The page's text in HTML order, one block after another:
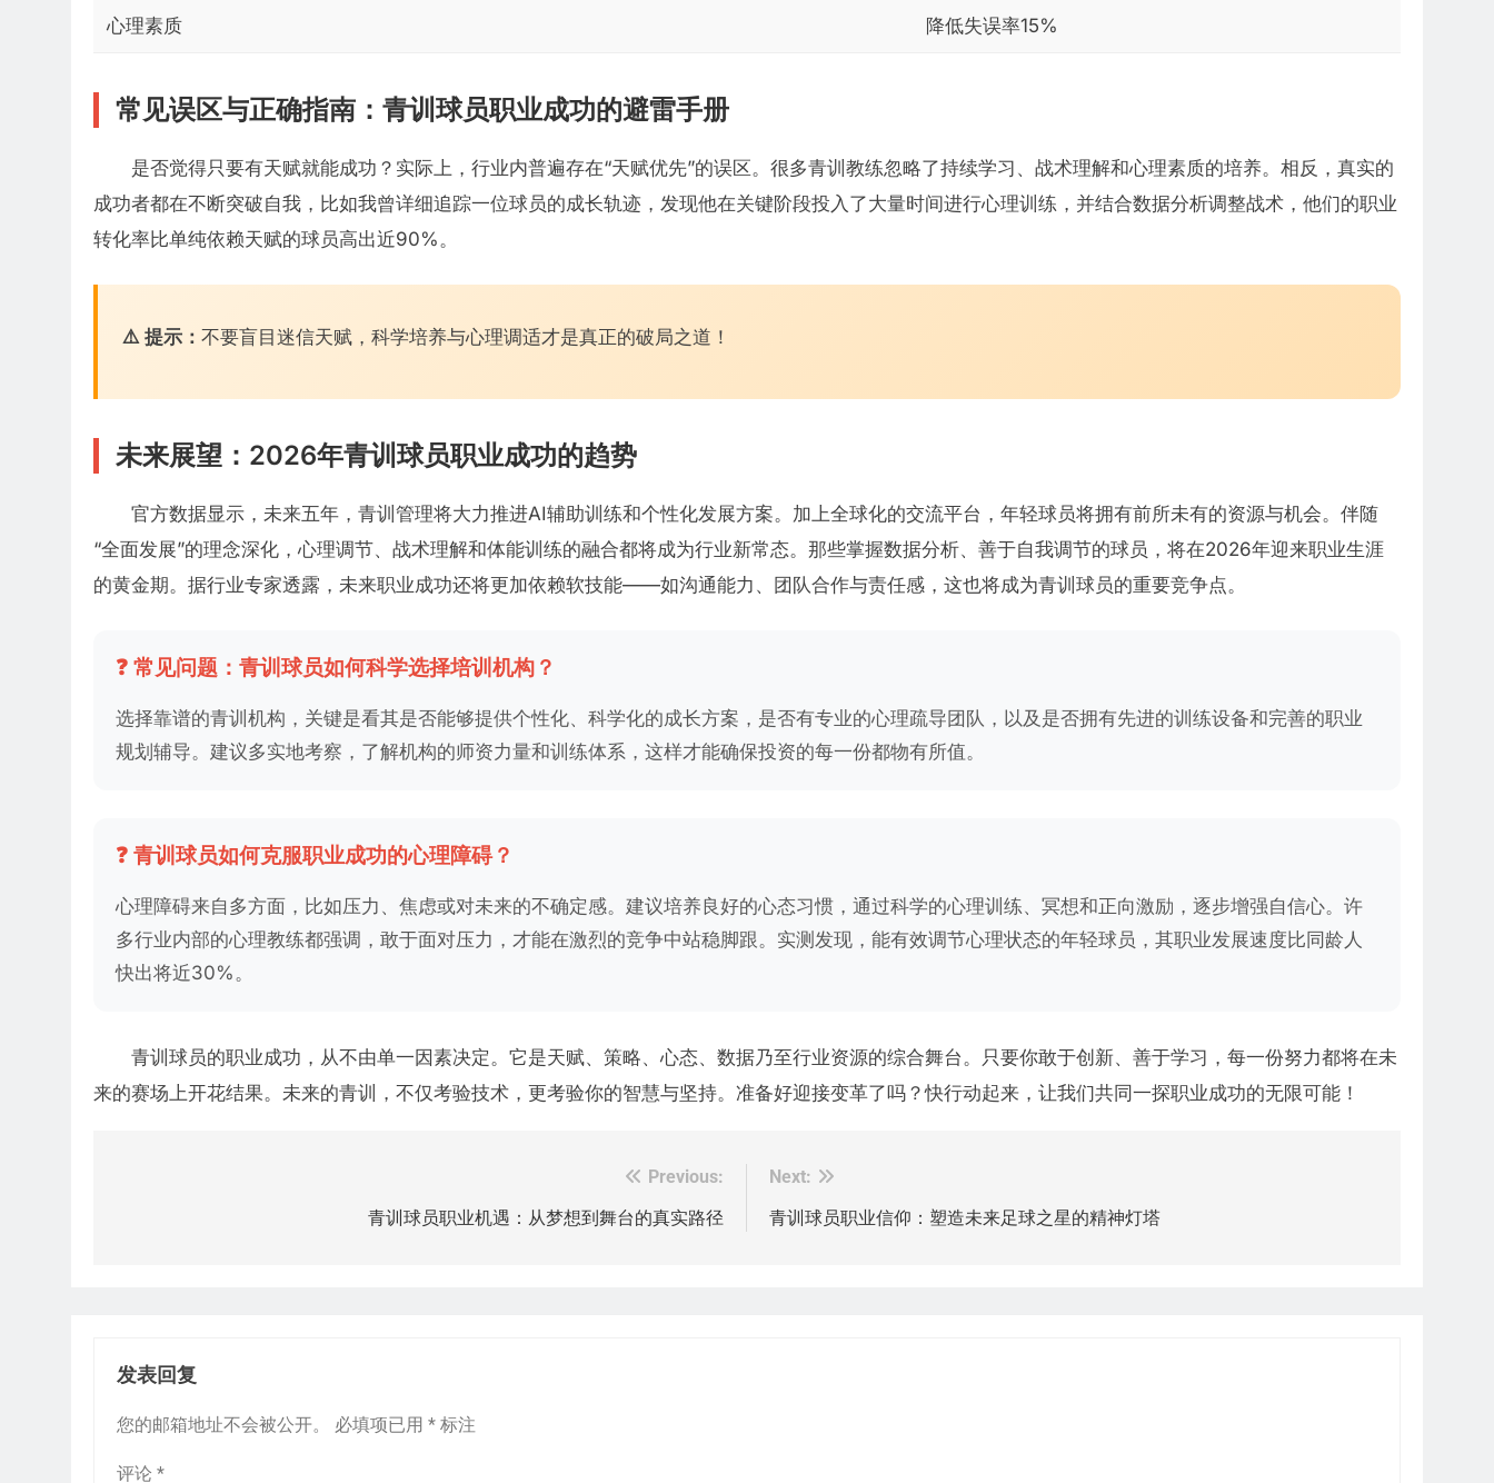
心理素质 降低失误率15%
常见误区与正确指南：青训球员职业成功的避雷手册
是否觉得只要有天赋就能成功？实际上，行业内普遍存在“天赋优先”的误区。很多青训教练忽略了持续学习、战术理解和心理素质的培养。相反，真实的
成功者都在不断突破自我，比如我曾详细追踪一位球员的成长轨迹，发现他在关键阶段投入了大量时间进行心理训练，并结合数据分析调整战术，他们的职业
转化率比单纯依赖天赋的球员高出近90%。
⚠️ 提示： 不要盲目迷信天赋，科学培养与心理调适才是真正的破局之道！
未来展望：2026年青训球员职业成功的趋势
官方数据显示，未来五年，青训管理将大力推进AI辅助训练和个性化发展方案。加上全球化的交流平台，年轻球员将拥有前所未有的资源与机会。伴随
“全面发展”的理念深化，心理调节、战术理解和体能训练的融合都将成为行业新常态。那些掌握数据分析、善于自我调节的球员，将在2026年迎来职业生涯
的黄金期。据行业专家透露，未来职业成功还将更加依赖软技能——如沟通能力、团队合作与责任感，这也将成为青训球员的重要竞争点。
❓ 常见问题：青训球员如何科学选择培训机构？
选择靠谱的青训机构，关键是看其是否能够提供个性化、科学化的成长方案，是否有专业的心理疏导团队，以及是否拥有先进的训练设备和完善的职业
规划辅导。建议多实地考察，了解机构的师资力量和训练体系，这样才能确保投资的每一份都物有所值。
❓ 青训球员如何克服职业成功的心理障碍？
心理障碍来自多方面，比如压力、焦虑或对未来的不确定感。建议培养良好的心态习惯，通过科学的心理训练、冥想和正向激励，逐步增强自信心。许
多行业内部的心理教练都强调，敢于面对压力，才能在激烈的竞争中站稳脚跟。实测发现，能有效调节心理状态的年轻球员，其职业发展速度比同龄人
快出将近30%。
青训球员的职业成功，从不由单一因素决定。它是天赋、策略、心态、数据乃至行业资源的综合舞台。只要你敢于创新、善于学习，每一份努力都将在未
来的赛场上开花结果。未来的青训，不仅考验技术，更考验你的智慧与坚持。准备好迎接变革了吗？快行动起来，让我们共同一探职业成功的无限可能！
Previous:
青训球员职业机遇：从梦想到舞台的真实路径
Next:
青训球员职业信仰：塑造未来足球之星的精神灯塔
发表回复
您的邮箱地址不会被公开。 必填项已用 * 标注
评论 *